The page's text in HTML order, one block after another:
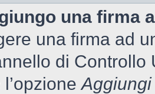
una firma
una firma ad
di Controllo